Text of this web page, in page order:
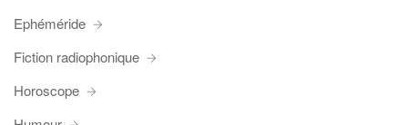
Ephéméride
Fiction radiophonique
Horoscope